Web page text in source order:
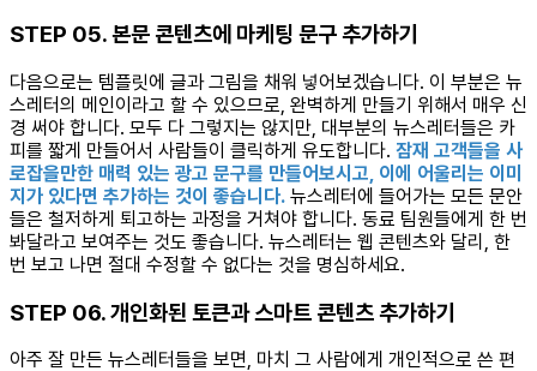
STEP 05. 본문 콘텐츠에 마케팅 문구 추가하기
다음으로는 템플릿에 글과 그림을 채워 넣어보겠습니다. 이 부분은 뉴
스레터의 메인이라고 할 수 있으므로, 완벽하게 만들기 위해서 매우 신
경 써야 합니다. 모두 다 그렇지는 않지만, 대부분의 뉴스레터들은 카
피를 짧게 만들어서 사람들이 클릭하게 유도합니다. 잠재 고객들을 사
로잡을만한 매력 있는 광고 문구를 만들어보시고, 이에 어울리는 이미
지가 있다면 추가하는 것이 좋습니다. 뉴스레터에 들어가는 모든 문안
들은 철저하게 퇴고하는 과정을 거쳐야 합니다. 동료 팀원들에게 한 번
봐달라고 보여주는 것도 좋습니다. 뉴스레터는 웹 콘텐츠와 달리, 한
번 보고 나면 절대 수정할 수 없다는 것을 명심하세요.
STEP 06. 개인화된 토큰과 스마트 콘텐츠 추가하기
아주 잘 만든 뉴스레터들을 보면, 마치 그 사람에게 개인적으로 쓴 편